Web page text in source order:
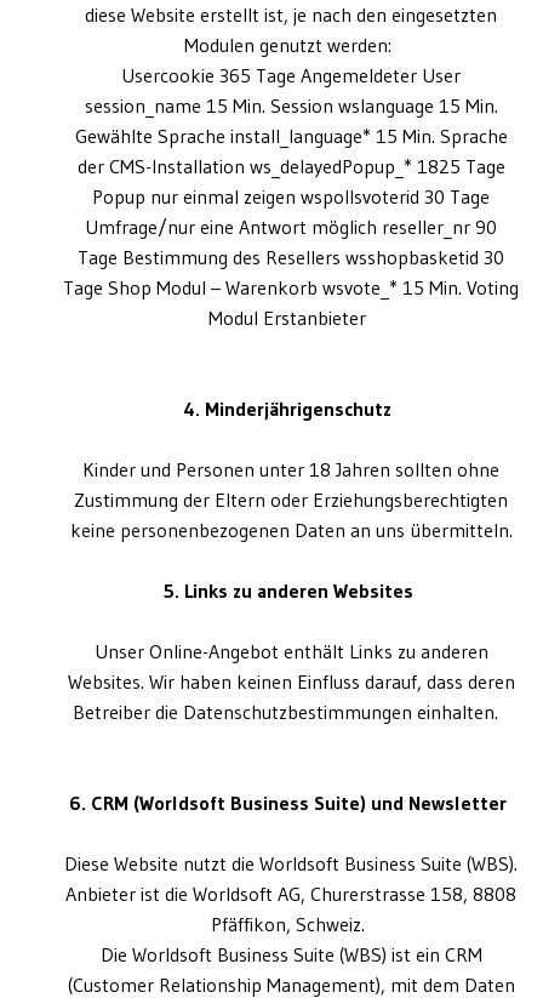
diese Website erstellt ist, je nach den eingesetzten
Modulen genutzt werden:
Usercookie 365 Tage Angemeldeter User
session_name 15 Min. Session wslanguage 15 Min.
Gewählte Sprache install_language* 15 Min. Sprache
der CMS-Installation ws_delayedPopup_* 1825 Tage
Popup nur einmal zeigen wspollsvoterid 30 Tage
Umfrage/nur eine Antwort möglich reseller_nr 90
Tage Bestimmung des Resellers wsshopbasketid 30
Tage Shop Modul – Warenkorb wsvote_* 15 Min. Voting
Modul Erstanbieter
4. Minderjährigenschutz
Kinder und Personen unter 18 Jahren sollten ohne
Zustimmung der Eltern oder Erziehungsberechtigten
keine personenbezogenen Daten an uns übermitteln.
5. Links zu anderen Websites
Unser Online-Angebot enthält Links zu anderen
Websites. Wir haben keinen Einfluss darauf, dass deren
Betreiber die Datenschutzbestimmungen einhalten.
6. CRM (Worldsoft Business Suite) und Newsletter
Diese Website nutzt die Worldsoft Business Suite (WBS).
Anbieter ist die Worldsoft AG, Churerstrasse 158, 8808
Pfäffikon, Schweiz.
Die Worldsoft Business Suite (WBS) ist ein CRM
(Customer Relationship Management), mit dem Daten